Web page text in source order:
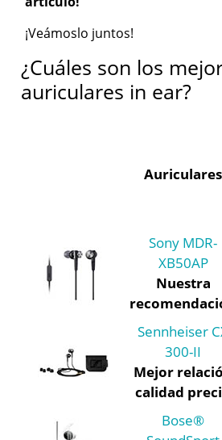
¡Veámoslo juntos!
¿Cuáles son los
auriculares in ear?
Auriculares
Sony MDR-
XB50AP
Nuestra
Sennheiser
300-II
Mejor
calidad
Bose®